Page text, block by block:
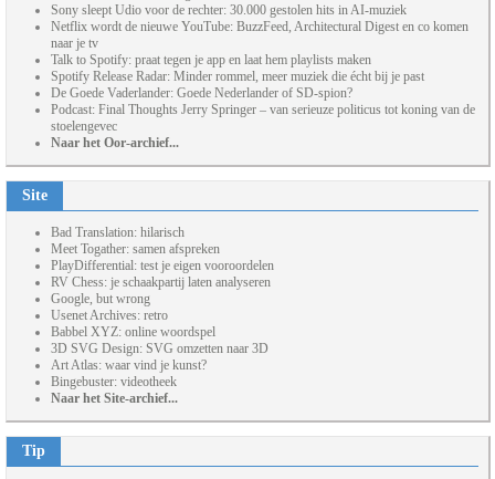
Sony sleept Udio voor de rechter: 30.000 gestolen hits in AI-muziek
Netflix wordt de nieuwe YouTube: BuzzFeed, Architectural Digest en co komen
naar je tv
Talk to Spotify: praat tegen je app en laat hem playlists maken
Spotify Release Radar: Minder rommel, meer muziek die écht bij je past
De Goede Vaderlander: Goede Nederlander of SD-spion?
Podcast: Final Thoughts Jerry Springer – van serieuze politicus tot koning van de
stoelengevec
Naar het Oor-archief...
Site
Bad Translation: hilarisch
Meet Togather: samen afspreken
PlayDifferential: test je eigen vooroordelen
RV Chess: je schaakpartij laten analyseren
Google, but wrong
Usenet Archives: retro
Babbel XYZ: online woordspel
3D SVG Design: SVG omzetten naar 3D
Art Atlas: waar vind je kunst?
Bingebuster: videotheek
Naar het Site-archief...
Tip